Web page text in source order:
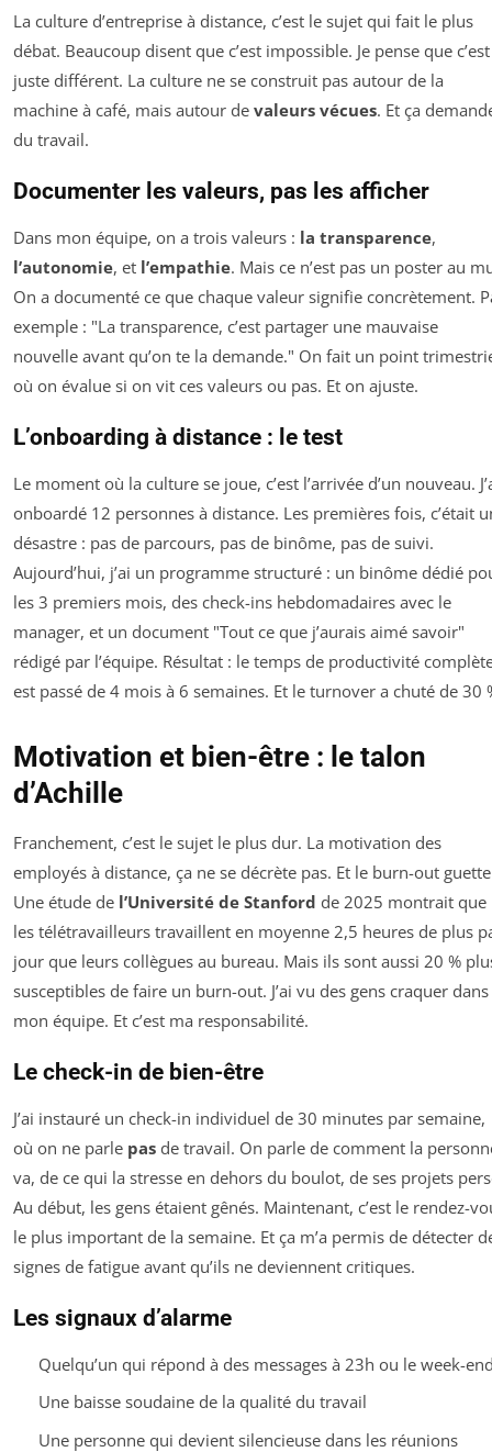
La culture d’entreprise à distance, c’est le sujet qui fait le plus
débat. Beaucoup disent que c’est impossible. Je pense que c’est
juste différent. La culture ne se construit pas autour de la
machine à café, mais autour de valeurs vécues. Et ça
du travail.
Documenter les valeurs, pas les afficher
Dans mon équipe, on a trois valeurs : la transparence,
l’autonomie, et l’empathie. Mais ce n’est pas un poster au
On a documenté ce que chaque valeur signifie concrètement.
exemple : "La transparence, c’est partager une mauvaise
nouvelle avant qu’on te la demande." On fait un point
où on évalue si on vit ces valeurs ou pas. Et on ajuste.
L’onboarding à distance : le test
Le moment où la culture se joue, c’est l’arrivée d’un nouveau.
onboardé 12 personnes à distance. Les premières fois, c’était
désastre : pas de parcours, pas de binôme, pas de suivi.
Aujourd’hui, j’ai un programme structuré : un binôme dédié
les 3 premiers mois, des check-ins hebdomadaires avec le
manager, et un document "Tout ce que j’aurais aimé savoir"
rédigé par l’équipe. Résultat : le temps de productivité
est passé de 4 mois à 6 semaines. Et le turnover a chuté de 30
Motivation et bien-être : le talon
d’Achille
Franchement, c’est le sujet le plus dur. La motivation des
employés à distance, ça ne se décrète pas. Et le burn-out
Une étude de l’Université de Stanford de 2025 montrait que
les télétravailleurs travaillent en moyenne 2,5 heures de plus
jour que leurs collègues au bureau. Mais ils sont aussi 20 %
susceptibles de faire un burn-out. J’ai vu des gens craquer dans
mon équipe. Et c’est ma responsabilité.
Le check-in de bien-être
J’ai instauré un check-in individuel de 30 minutes par semaine,
où on ne parle pas de travail. On parle de comment la
va, de ce qui la stresse en dehors du boulot, de ses projets
Au début, les gens étaient gênés. Maintenant, c’est le rendez-
le plus important de la semaine. Et ça m’a permis de détecter
signes de fatigue avant qu’ils ne deviennent critiques.
Les signaux d’alarme
Quelqu’un qui répond à des messages à 23h ou le week-
Une baisse soudaine de la qualité du travail
Une personne qui devient silencieuse dans les réunions